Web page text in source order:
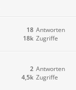
Antworten
18
Zugriffe
18k
Antworten
2
Zugriffe
4,5k